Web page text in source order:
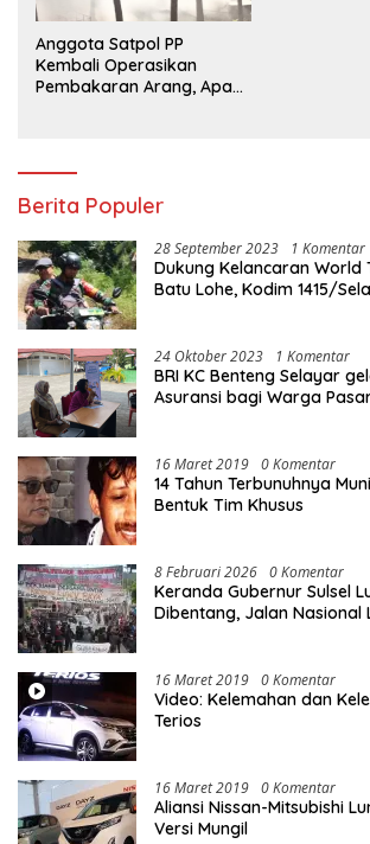
Anggota Satpol PP
Kembali Operasikan
Pembakaran Arang, Apa
Berita Populer
28 September 2023 1 Komentar
Dukung Kelancaran World
Batu Lohe, Kodim 1415/
24 Oktober 2023 1 Komentar
BRI KC Benteng Selayar
Asuransi bagi Warga
16 Maret 2019 0 Komentar
14 Tahun Terbunuhnya
Bentuk Tim Khusus
8 Februari 2026 0 Komentar
Keranda Gubernur Sulsel
Dibentang, Jalan Nasional
16 Maret 2019 0 Komentar
Video: Kelemahan dan
Terios
16 Maret 2019 0 Komentar
Aliansi Nissan-Mitsubishi
Versi Mungil